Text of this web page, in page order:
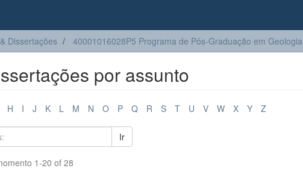
Dissertações 40001016028P5 Programa de Pós-Graduação em Geologia
por assunto
H I J K L M N O P Q R S T U V W X Y Z
Ir
1-20 of 28